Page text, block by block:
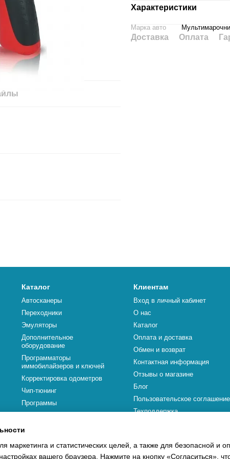
Характеристики
Марка авто
Доставка Оплата
Каталог
Автосканеры
Переходники
Эмуляторы
Дополнительное
оборудование
Программаторы
иммобилайзеров и ключей
Корректировка одометров
Чип-тюнинг
Программы
Клиентам
Вход в личный кабинет
О нас
Каталог
Оплата и доставка
Обмен и возврат
Контактная информация
Отзывы о магазине
Блог
Пользовательское соглашение
Техподдержка
маркетинга и статистических целей, а также для безопасной и
вашего браузера. Нажмите на кнопку «Согласиться»,